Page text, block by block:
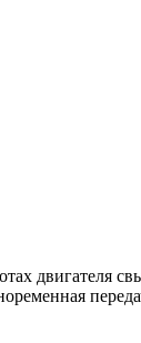
двигателя